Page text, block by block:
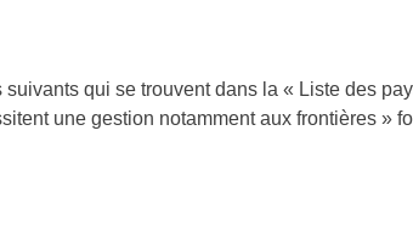
suivants qui se trouvent dans la « Liste des
une gestion notamment aux frontières »